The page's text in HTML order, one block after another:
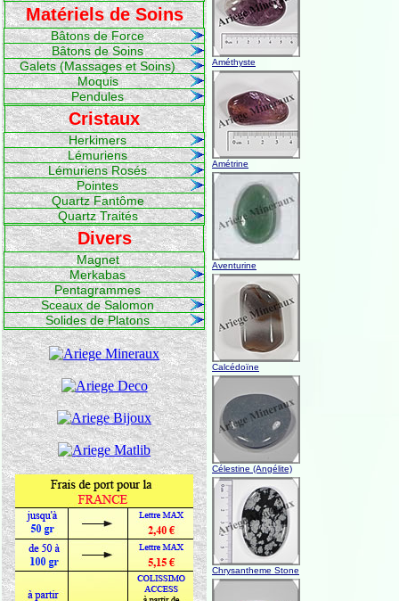
Matériels de Soins
Bâtons de Force
Bâtons de Soins
Galets (Massages et Soins)
Moquis
Pendules
Cristaux
Herkimers
Lémuriens
Lémuriens Rosés
Pointes
Quartz Fantôme
Quartz Traités
Divers
Magnet
Merkabas
Pentagrammes
Sceaux de Salomon
Solides de Platons
Améthyste
Amétrine
Aventurine
Calcédoïne
Célestine (Angélite)
Chrysantheme Stone